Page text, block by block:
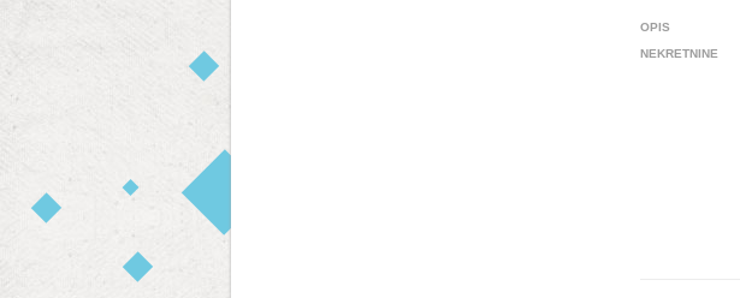
OPIS
NEKRETNINE